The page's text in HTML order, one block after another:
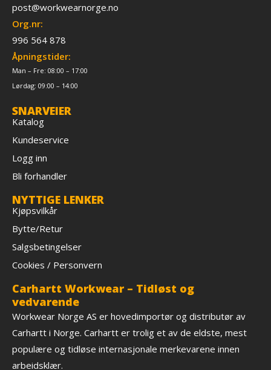
post@workwearnorge.no
Org.nr:
996 564 878
Åpningstider:
Man – Fre: 08:00 – 17:00
Lørdag: 09:00 – 14:00
SNARVEIER
Katalog
Kundeservice
Logg inn
Bli forhandler
NYTTIGE LENKER
Kjøpsvilkår
Bytte/Retur
Salgsbetingelser
Cookies / Personvern
Carhartt Workwear – Tidløst og
vedvarende
Workwear Norge AS er hovedimportør og distributør av
Carhartt i Norge. Carhartt er trolig et av de eldste, mest
populære og tidløse internasjonale merkevarene innen
arbeidsklær.